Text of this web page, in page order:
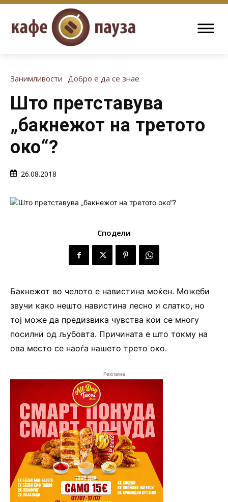
Занимливости Добро е да се знае
Што претставува
„бакнежот на третото
око“?
26.08.2018
Сподели
Бакнежот во челото е навистина моќен. Можеби
звучи како нешто навистина лесно и слатко, но
тој може да предизвика чувства кои се многу
посилни од љубовта. Причината е што токму на
ова место се наоѓа нашето трето око.
Реклама